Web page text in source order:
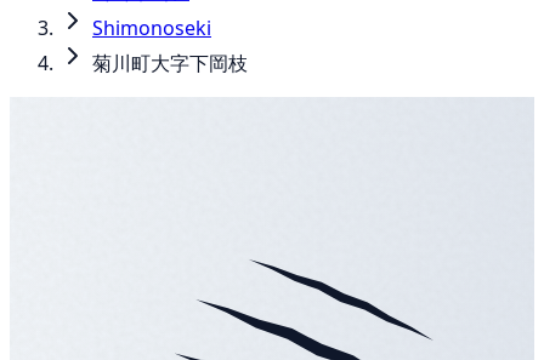
Shimonoseki
菊川町大字下岡枝